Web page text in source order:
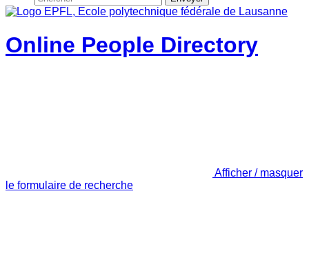
Online People Directory
Afficher / masquer
le formulaire de recherche